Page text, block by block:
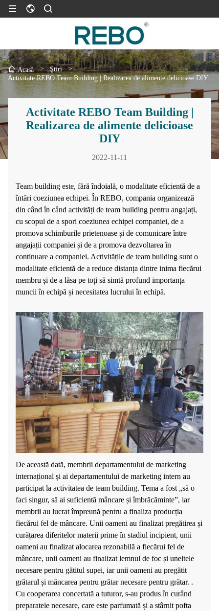
Acasă > Ştiri
>
Activitate REBO Team Building | Realizarea de alimente delicioase DIY
Activitate REBO Team Building |
Realizarea de alimente delicioase
DIY
2022-11-11
Team building este, fără îndoială, o modalitate eficientă de a
întări coeziunea echipei. În REBO, compania organizează
din când în când activități de team building pentru angajați,
cu scopul de a spori coeziunea echipei companiei, de a
promova schimburile prietenoase și de comunicare între
angajații companiei și de a promova dezvoltarea în
continuare a companiei. Activitățile de team building sunt o
modalitate eficientă de a reduce distanța dintre inima fiecărui
membru și de a lăsa pe toți să simtă profund importanța
muncii în echipă și necesitatea lucrului în echipă.
De această dată, membrii departamentului de marketing
internațional și ai departamentului de marketing intern au
participat la activitatea de team building. Tema a fost „să o
faci singur, să ai suficientă mâncare și îmbrăcăminte”, iar
membrii au lucrat împreună pentru a finaliza producția
fiecărui fel de mâncare. Unii oameni au finalizat pregătirea și
curățarea diferitelor materii prime în stadiul incipient, unii
oameni au finalizat alocarea rezonabilă a fiecărui fel de
mâncare, unii oameni au finalizat lemnul de foc și uneltele
necesare pentru gătitul supei, iar unii oameni au pregătit
grătarul și mâncarea pentru grătar necesare pentru grătar. .
Cu cooperarea concertată a tuturor, s-au produs în curând
preparatele necesare, care este parfumată și a stârnit pofta